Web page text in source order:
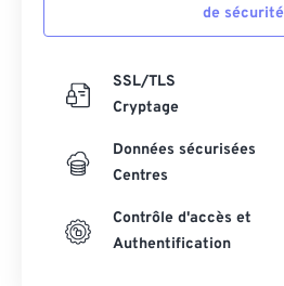
de sécurité
SSL/TLS
Cryptage
Données sécurisées
Centres
Contrôle d'accès et
Authentification